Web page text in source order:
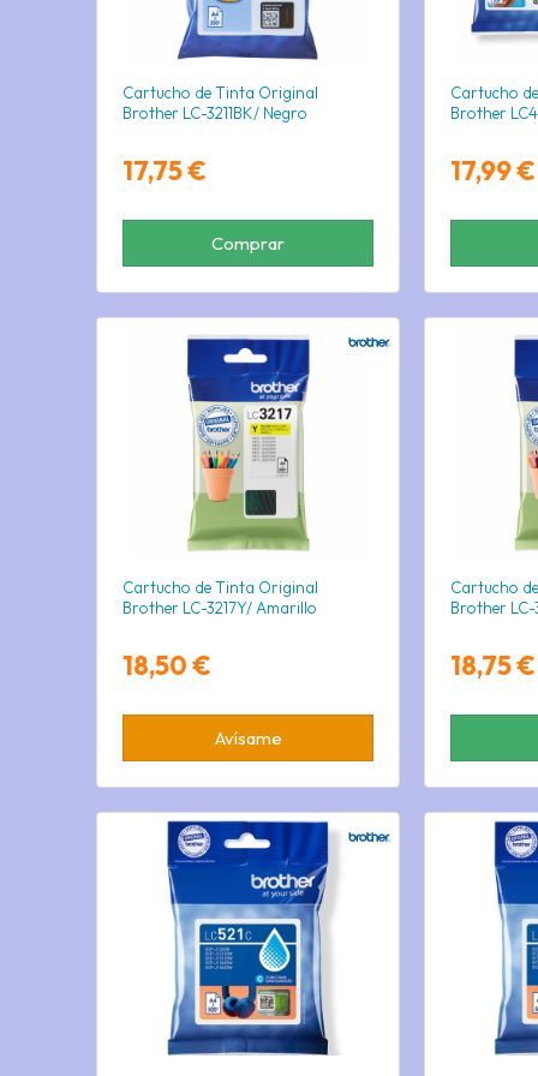
Cartucho de Tinta Original
Brother LC-3211BK/ Negro
17,75 €
Comprar
Cartucho
Brother
17,99 €
Cartucho de Tinta Original
Brother LC-3217Y/ Amarillo
18,50 €
Avísame
Cartucho
Brother LC-
18,75 €